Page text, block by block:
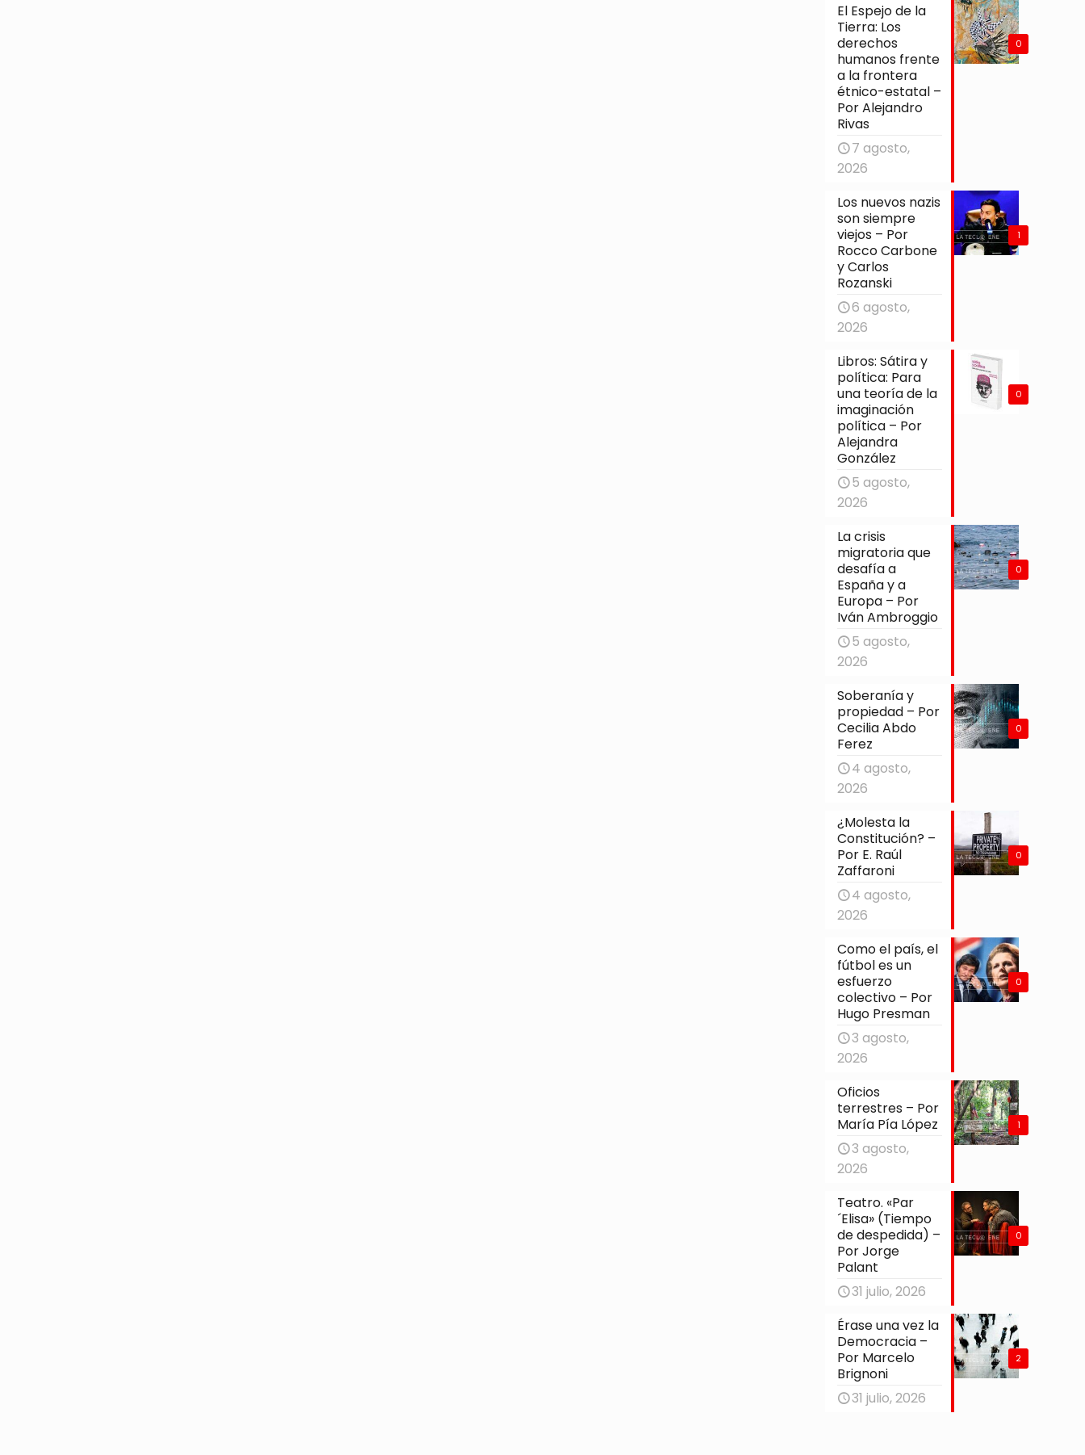
0
El Espejo de la
Tierra: Los
derechos
humanos frente
a la frontera
étnico-estatal –
Por Alejandro
Rivas
7 agosto,
2026
1
Los nuevos nazis
son siempre
viejos – Por
Rocco Carbone
y Carlos
Rozanski
6 agosto,
2026
0
Libros: Sátira y
política: Para
una teoría de la
imaginación
política – Por
Alejandra
González
5 agosto,
2026
0
La crisis
migratoria que
desafía a
España y a
Europa – Por
Iván Ambroggio
5 agosto,
2026
0
Soberanía y
propiedad – Por
Cecilia Abdo
Ferez
4 agosto,
2026
0
¿Molesta la
Constitución? –
Por E. Raúl
Zaffaroni
4 agosto,
2026
0
Como el país, el
fútbol es un
esfuerzo
colectivo – Por
Hugo Presman
3 agosto,
2026
1
Oficios
terrestres – Por
María Pía López
3 agosto,
2026
0
Teatro. «Par
´Elisa» (Tiempo
de despedida) –
Por Jorge
Palant
31 julio, 2026
2
Érase una vez la
Democracia –
Por Marcelo
Brignoni
31 julio, 2026